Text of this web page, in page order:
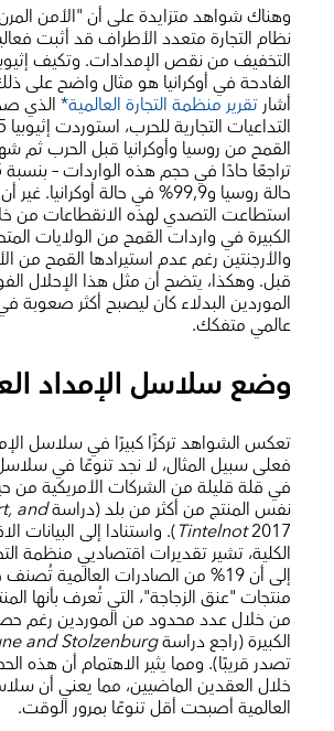
وهناك شواهد متزايدة على أن "الأمن
نظام التجارة متعدد الأطراف قد أثبت
التخفيف من نقص الإمدادات. وتكيف
الفادحة في أوكرانيا هو مثال واضح على
أشارتقرير منظمة التجارة العالمية*الذي
القمح من روسيا وأوكرانيا قبل الحرب ثم
حالة روسيا و99,9% في حالة أوكرانيا.
استطاعت التصدي لهذه الانقطاعات من
الكبيرة في واردات القمح من الولايات
والأرجنتين رغم عدم استيرادها القمح من
قبل. وهكذا، يتضح أن مثل هذا الإحلال
الموردين البدلاء كان ليصبح أكثر صعوبة
عالمي متفكك.
وضع سلاسل الإمداد
تعكس الشواهد تركزًا كبيرًا في سلاسل
فعلى سبيل المثال، لا نجد تنوعًا في
في قلة قليلة من الشركات الأمريكية من
نفس المنتج من أكثر من بلد (دراسةand
Tintelnot2017). واستنادا إلى البيانات
الكلية، تشير تقديرات اقتصاديي منظمة
إلى أن 19% من الصادرات العالمية
منتجات "عنق الزجاجة"، التي تُعرف بأنها
من خلال عدد محدود من الموردين رغم
الكبيرة (راجع دراسةand Stolzenburg
تصدر قريبًا). ومما يثير الاهتمام أن هذه
خلال العقدين الماضيين، مما يعني أن
العالمية أصبحت أقل تنوعًا بمرور الوقت.